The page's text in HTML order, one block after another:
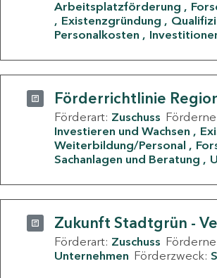
Arbeitsplatzförderung
Existenzgründung
Personalkosten
Förderrichtlinie
Förderart: Zuschuss
Investieren und Wachsen
Weiterbildung/Personal
Sachanlagen und Beratung
Zukunft Stadtgrün -
Förderart: Zuschuss
Unternehmen Förderzweck: